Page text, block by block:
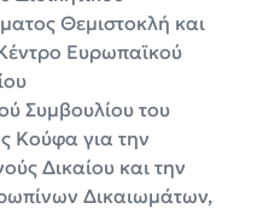
Θεμιστοκλή και
Ευρωπαϊκού
Συμβουλίου του
Κούφα για την
Δικαίου και την
Δικαιωμάτων,